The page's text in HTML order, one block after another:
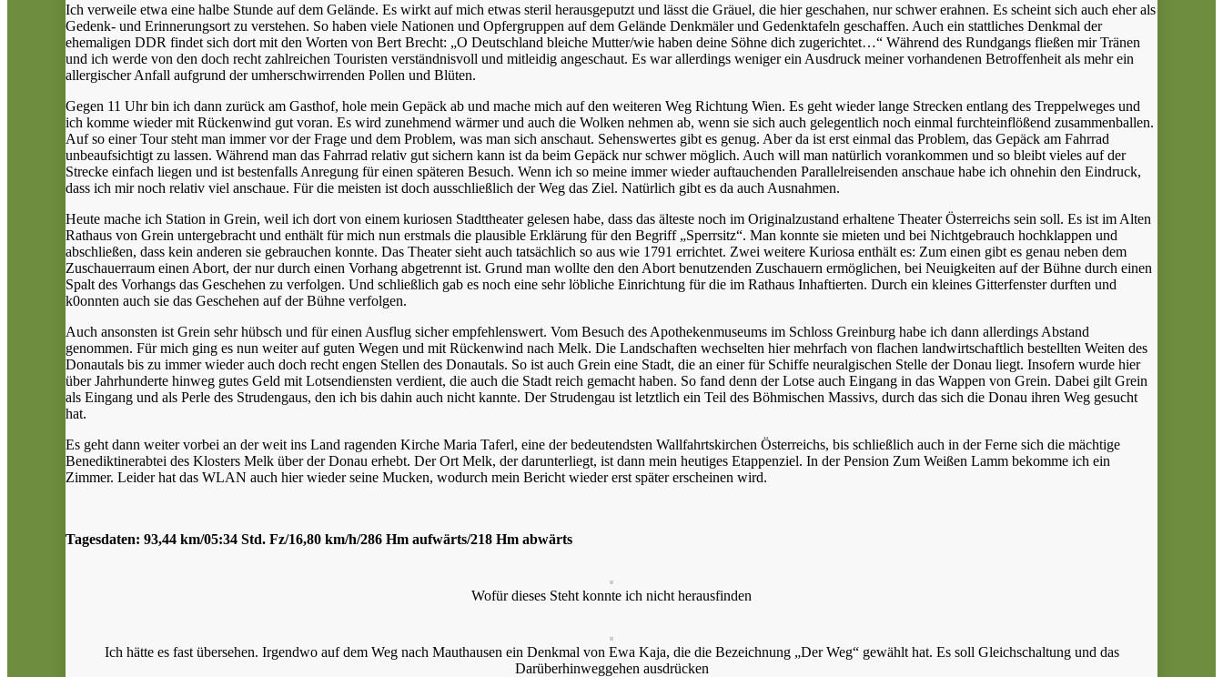
Ich verweile etwa eine halbe Stunde auf dem Gelände. Es wirkt auf mich etwas steril herausgeputzt und lässt die Gräuel, die hier geschahen, nur schwer erahnen. Es scheint sich auch eher als
Gedenk- und Erinnerungsort zu verstehen. So haben viele Nationen und Opfergruppen auf dem Gelände Denkmäler und Gedenktafeln geschaffen. Auch ein stattliches Denkmal der
ehemaligen DDR findet sich dort mit den Worten von Bert Brecht: „O Deutschland bleiche Mutter/wie haben deine Söhne dich zugerichtet…“ Während des Rundgangs fließen mir Tränen
und ich werde von den doch recht zahlreichen Touristen verständnisvoll und mitleidig angeschaut. Es war allerdings weniger ein Ausdruck meiner vorhandenen Betroffenheit als mehr ein
allergischer Anfall aufgrund der umherschwirrenden Pollen und Blüten.
Gegen 11 Uhr bin ich dann zurück am Gasthof, hole mein Gepäck ab und mache mich auf den weiteren Weg Richtung Wien. Es geht wieder lange Strecken entlang des Treppelweges und
ich komme wieder mit Rückenwind gut voran. Es wird zunehmend wärmer und auch die Wolken nehmen ab, wenn sie sich auch gelegentlich noch einmal furchteinflößend zusammenballen.
Auf so einer Tour steht man immer vor der Frage und dem Problem, was man sich anschaut. Sehenswertes gibt es genug. Aber da ist erst einmal das Problem, das Gepäck am Fahrrad
unbeaufsichtigt zu lassen. Während man das Fahrrad relativ gut sichern kann ist da beim Gepäck nur schwer möglich. Auch will man natürlich vorankommen und so bleibt vieles auf der
Strecke einfach liegen und ist bestenfalls Anregung für einen späteren Besuch. Wenn ich so meine immer wieder auftauchenden Parallelreisenden anschaue habe ich ohnehin den Eindruck,
dass ich mir noch relativ viel anschaue. Für die meisten ist doch ausschließlich der Weg das Ziel. Natürlich gibt es da auch Ausnahmen.
Heute mache ich Station in Grein, weil ich dort von einem kuriosen Stadttheater gelesen habe, dass das älteste noch im Originalzustand erhaltene Theater Österreichs sein soll. Es ist im Alten
Rathaus von Grein untergebracht und enthält für mich nun erstmals die plausible Erklärung für den Begriff „Sperrsitz“. Man konnte sie mieten und bei Nichtgebrauch hochklappen und
abschließen, dass kein anderen sie gebrauchen konnte. Das Theater sieht auch tatsächlich so aus wie 1791 errichtet. Zwei weitere Kuriosa enthält es: Zum einen gibt es genau neben dem
Zuschauerraum einen Abort, der nur durch einen Vorhang abgetrennt ist. Grund man wollte den den Abort benutzenden Zuschauern ermöglichen, bei Neuigkeiten auf der Bühne durch einen
Spalt des Vorhangs das Geschehen zu verfolgen. Und schließlich gab es noch eine sehr löbliche Einrichtung für die im Rathaus Inhaftierten. Durch ein kleines Gitterfenster durften und
k0onnten auch sie das Geschehen auf der Bühne verfolgen.
Auch ansonsten ist Grein sehr hübsch und für einen Ausflug sicher empfehlenswert. Vom Besuch des Apothekenmuseums im Schloss Greinburg habe ich dann allerdings Abstand
genommen. Für mich ging es nun weiter auf guten Wegen und mit Rückenwind nach Melk. Die Landschaften wechselten hier mehrfach von flachen landwirtschaftlich bestellten Weiten des
Donautals bis zu immer wieder auch doch recht engen Stellen des Donautals. So ist auch Grein eine Stadt, die an einer für Schiffe neuralgischen Stelle der Donau liegt. Insofern wurde hier
über Jahrhunderte hinweg gutes Geld mit Lotsendiensten verdient, die auch die Stadt reich gemacht haben. So fand denn der Lotse auch Eingang in das Wappen von Grein. Dabei gilt Grein
als Eingang und als Perle des Strudengaus, den ich bis dahin auch nicht kannte. Der Strudengau ist letztlich ein Teil des Böhmischen Massivs, durch das sich die Donau ihren Weg gesucht
hat.
Es geht dann weiter vorbei an der weit ins Land ragenden Kirche Maria Taferl, eine der bedeutendsten Wallfahrtskirchen Österreichs, bis schließlich auch in der Ferne sich die mächtige
Benediktinerabtei des Klosters Melk über der Donau erhebt. Der Ort Melk, der darunterliegt, ist dann mein heutiges Etappenziel. In der Pension Zum Weißen Lamm bekomme ich ein
Zimmer. Leider hat das WLAN auch hier wieder seine Mucken, wodurch mein Bericht wieder erst später erscheinen wird.
Tagesdaten: 93,44 km/05:34 Std. Fz/16,80 km/h/286 Hm aufwärts/218 Hm abwärts
Wofür dieses Steht konnte ich nicht herausfinden
Ich hätte es fast übersehen. Irgendwo auf dem Weg nach Mauthausen ein Denkmal von Ewa Kaja, die die Bezeichnung „Der Weg“ gewählt hat. Es soll Gleichschaltung und das
Darüberhinweggehen ausdrücken